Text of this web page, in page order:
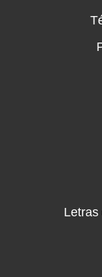
Letras